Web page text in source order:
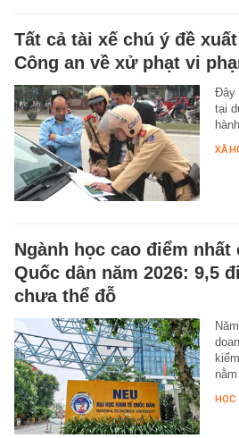
Tất cả tài xế chú ý đề
Công an về xử phạt vi
Đây
tại
XÃ
Ngành học cao điểm nhất
Quốc dân năm 2026: 9,5
chưa thể đỗ
HỌC